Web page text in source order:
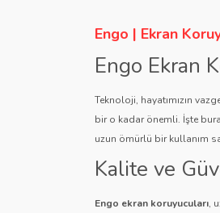
Engo | Ekran
Engo Ekran
Teknoloji, hayatımızın
bir o kadar önemli. İşte
uzun ömürlü bir kullanım
Kalite ve
Engo ekran koruyucuları,